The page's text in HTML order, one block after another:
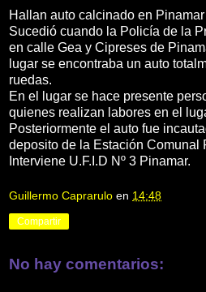
Hallan auto calcinado en Pinamar
Sucedió cuando la Policía de la
en calle Gea y Cipreses de
lugar se encontraba un auto
ruedas.
En el lugar se hace presente
quienes realizan labores en el
Posteriormente el auto fue
deposito de la Estación Comunal
Interviene U.F.I.D Nº 3 Pinamar.
Guillermo Caprarulo en 14:48
Compartir
No hay comentarios: